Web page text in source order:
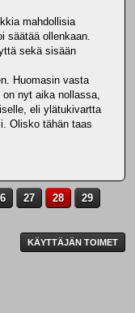
mahdollisia
säätää ollenkaan.
sekä sisään
Huomasin vasta
nyt aika nollassa,
eli ylätukivartta
Olisko tähän taas
27 28
29
KÄYTTÄJÄN TOIMET